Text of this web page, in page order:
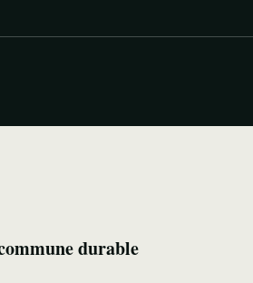
durable